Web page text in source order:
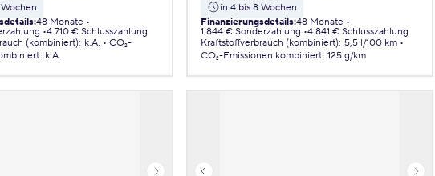
:48 Monate
4.710 € Schlusszahlung
(kombiniert): k.A.
CO₂-
: k.A.
in 4 bis 8 Wochen
Finanzierungsdetails:48 Monate
1.844 € Sonderzahlung 4.841 € Schlusszahlung
Kraftstoffverbrauch (kombiniert): 5,5 l/100 km
CO₂-Emissionen kombiniert: 125 g/km